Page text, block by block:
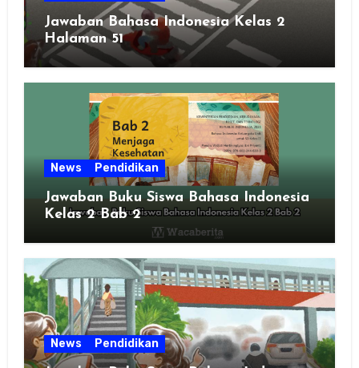
Jawaban Bahasa Indonesia Kelas 2
Halaman 51
News Pendidikan
Jawaban Buku Siswa Bahasa Indonesia
Kelas 2 Bab 2
News Pendidikan